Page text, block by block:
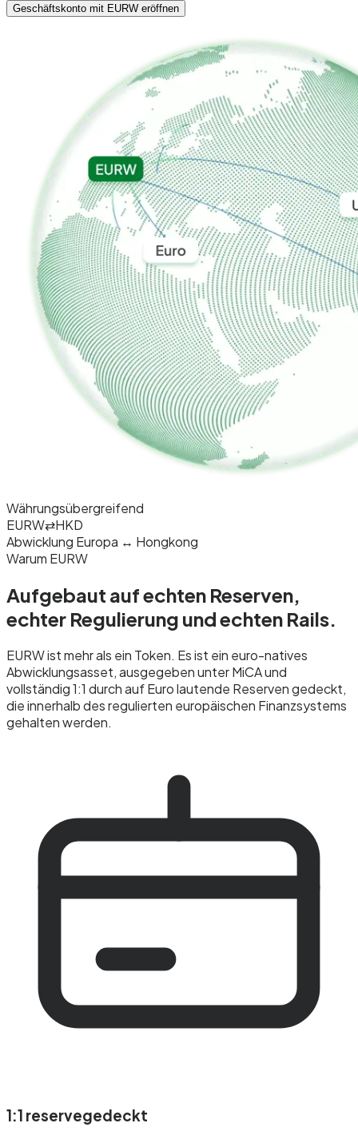
Geschäftskonto mit EURW eröffnen
Währungsübergreifend
EURW⇄HKD
Abwicklung Europa ↔ Hongkong
Warum EURW
Aufgebaut auf echten Reserven,
echter Regulierung und echten Rails.
EURW ist mehr als ein Token. Es ist ein euro-natives
Abwicklungsasset, ausgegeben unter MiCA und
vollständig 1:1 durch auf Euro lautende Reserven gedeckt,
die innerhalb des regulierten europäischen Finanzsystems
gehalten werden.
1:1 reservegedeckt